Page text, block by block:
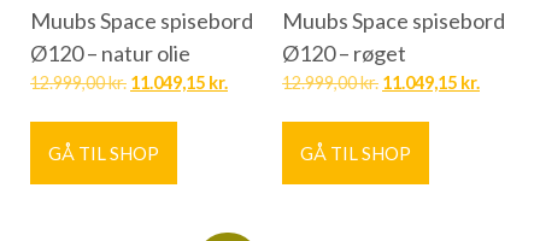
Muubs Space spisebord
Ø120 – natur olie
12.999,00kr. 11.049,15 kr.
GÅ TIL SHOP
Muubs Space spisebord
Ø120 – røget
12.999,00kr. 11.049,15 kr.
GÅ TIL SHOP